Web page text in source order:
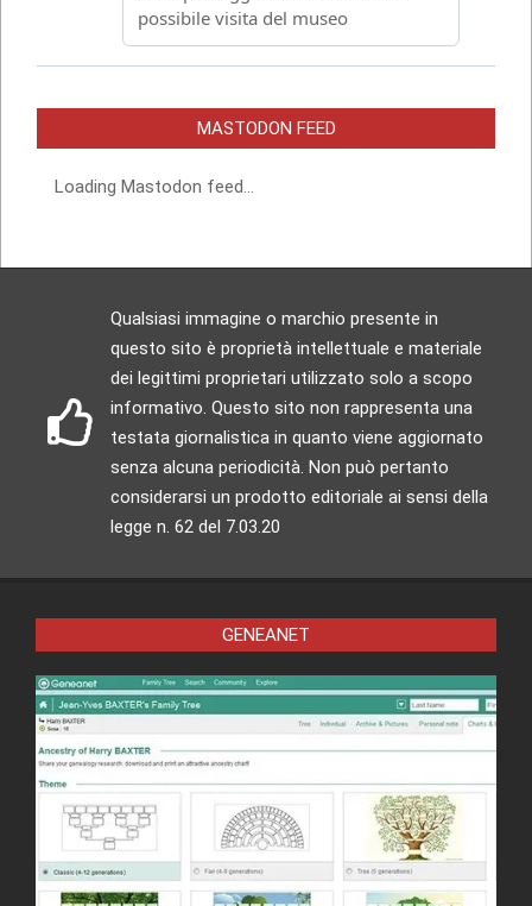
MASTODON FEED
Loading Mastodon feed...
Qualsiasi immagine o marchio presente in
questo sito è proprietà intellettuale e materiale
dei legittimi proprietari utilizzato solo a scopo
informativo. Questo sito non rappresenta una
testata giornalistica in quanto viene aggiornato
senza alcuna periodicità. Non può pertanto
considerarsi un prodotto editoriale ai sensi della
legge n. 62 del 7.03.20
GENEANET